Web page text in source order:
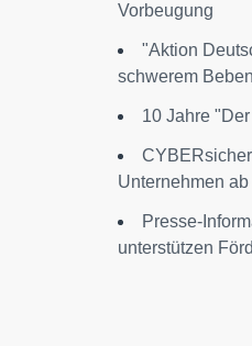
Vorbeugung
"Aktion
schwerem
10 Jahre
Unternehmen
Presse-
unterstützen